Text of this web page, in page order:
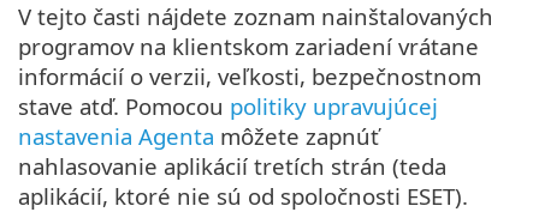
V tejto časti nájdete zoznam nainštalovaných
programov na klientskom zariadení vrátane
informácií o verzii, veľkosti, bezpečnostnom
stave atď. Pomocou politiky upravujúcej
nastavenia Agenta môžete zapnúť
nahlasovanie aplikácií tretích strán (teda
aplikácií, ktoré nie sú od spoločnosti ESET).